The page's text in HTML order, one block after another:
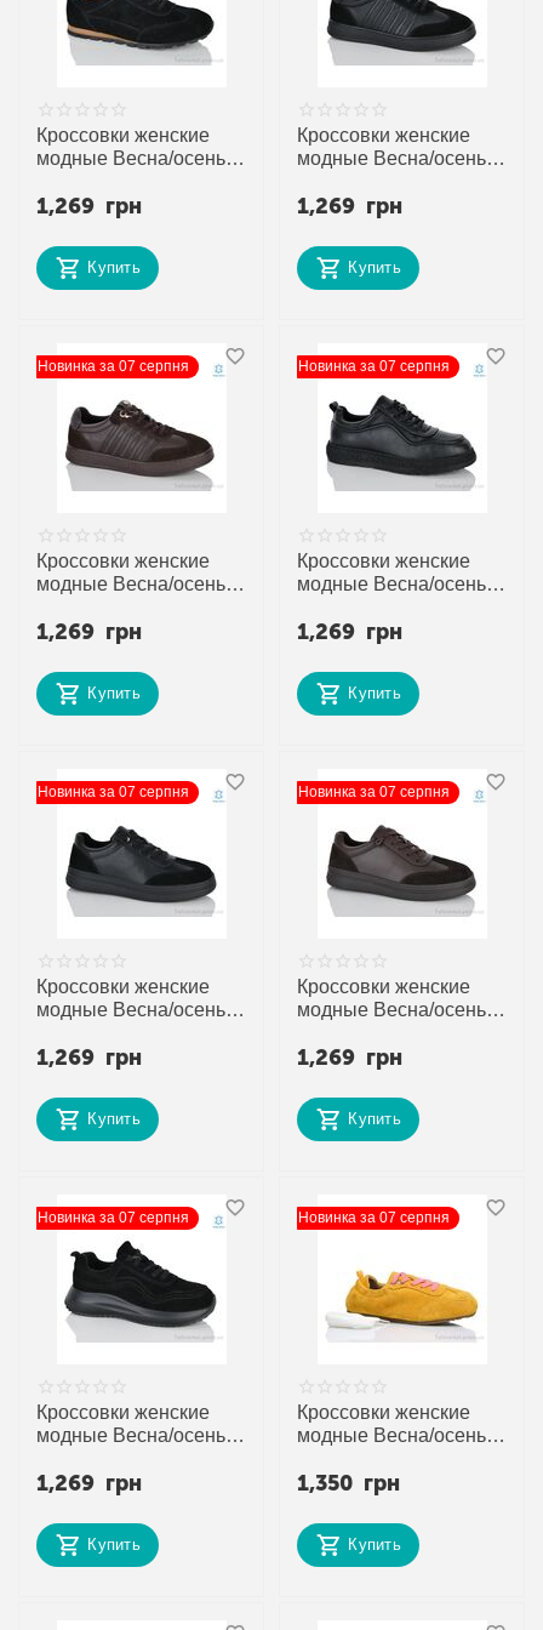
Кроссовки женские
модные Весна/осень
40) "Gukkcr" недорого
поставщика
1,269 грн
Купить
Кроссовки женские
модные Весна/осень
"Gukkcr" недорого
поставщика
1,269 грн
Купить
Новинка за 07 серпня
Кроссовки женские
модные Весна/осень
"Gukkcr" недорого
поставщика
1,269 грн
Купить
Новинка за 07 серпня
Кроссовки женские
модные Весна/осень
41) "Gukkcr" недорого
поставщика
1,269 грн
Купить
Новинка за 07 серпня
Кроссовки женские
модные Весна/осень
40) "Gukkcr" недорого
поставщика
1,269 грн
Купить
Новинка за 07 серпня
Кроссовки женские
модные Весна/осень
40) "Gukkcr" недорого
поставщика
1,269 грн
Купить
Новинка за 07 серпня
Кроссовки женские
модные Весна/осень
"Gukkcr" недорого
поставщика
1,269 грн
Купить
Новинка за 07 серпня
Кроссовки женские
модные Весна/осень
р.36-41) "Violeta"
прямого поставщика
1,350 грн
Купить